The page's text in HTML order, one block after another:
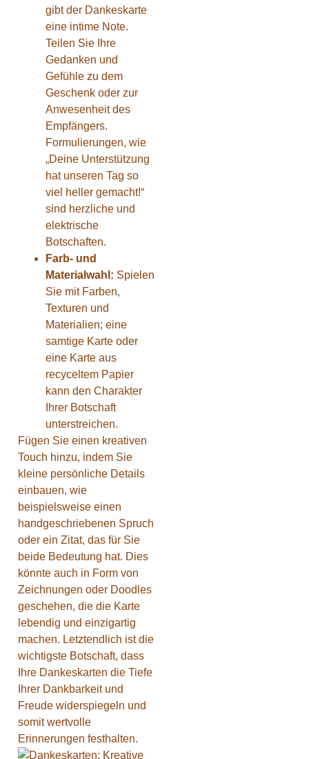
gibt der Dankeskarte
eine intime Note.
Teilen Sie Ihre
Gedanken und
Gefühle zu dem
Geschenk oder zur
Anwesenheit des
Empfängers.
Formulierungen, wie
„Deine Unterstützung
hat unseren Tag so
viel heller gemacht!“
sind herzliche und
elektrische
Botschaften.
Farb- und
Materialwahl: Spielen
Sie mit Farben,
Texturen und
Materialien; eine
samtige Karte oder
eine Karte aus
recyceltem Papier
kann den Charakter
Ihrer Botschaft
unterstreichen.
Fügen Sie einen kreativen
Touch hinzu, indem Sie
kleine persönliche Details
einbauen, wie
beispielsweise einen
handgeschriebenen Spruch
oder ein Zitat, das für Sie
beide Bedeutung hat. Dies
könnte auch in Form von
Zeichnungen oder Doodles
geschehen, die die Karte
lebendig und einzigartig
machen. Letztendlich ist die
wichtigste Botschaft, dass
Ihre Dankeskarten die Tiefe
Ihrer Dankbarkeit und
Freude widerspiegeln und
somit wertvolle
Erinnerungen festhalten.